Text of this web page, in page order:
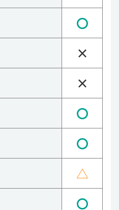
〇
×
×
〇
〇
△
〇